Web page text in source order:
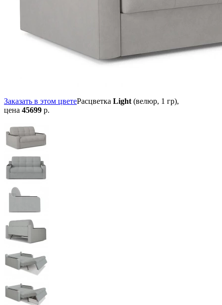
Заказать в этом цветеРасцветка Light(велюр, 1 гр),
цена 45699 р.